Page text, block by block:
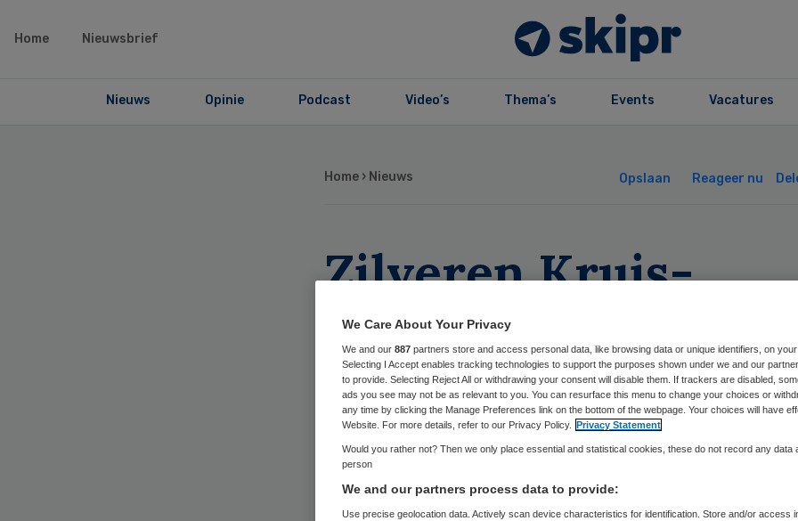
Home Nieuwsbrief
Nieuws Opinie Podcast Video’s Thema’s Events Vacatures
Home › Nieuws Opslaan Reageer nu
Zilveren Kruis-
directeur gaat
Zorgbalans leiden
Skipr Redactie 2 november 2017,12:00 130 keer gelezen
We Care About Your Privacy
We and our 887 partners store and access personal data, like browsing data or unique identifiers, on your
Selecting I Accept enables tracking technologies to support the purposes shown under we and our
to provide. Selecting Reject All or withdrawing your consent will disable them. If trackers are disabled,
ads you see may not be as relevant to you. You can resurface this menu to change your choices or
any time by clicking the Manage Preferences link on the bottom of the webpage. Your choices will have
Website. For more details, refer to our Privacy Policy. Privacy Statement
Would you rather not? Then we only place essential and statistical cookies, these do not record any data
person
We and our partners process data to provide:
Use precise geolocation data. Actively scan device characteristics for identification. Store and/or access